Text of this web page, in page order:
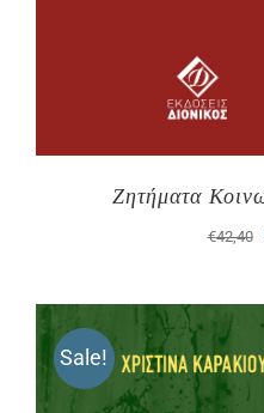
Ζητήματα
€42,40
Sale!